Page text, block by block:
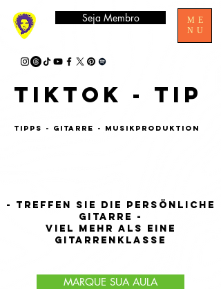
Seja Membro
ME
NU
tiktok - tip
tipps - gitarre - musikproduktion
- TREFFEN SIE DIE PERSÖNLICHE
GITARRE -
VIEL MEHR ALS EINE
GITARRENKLASSE
MARQUE SUA AULA